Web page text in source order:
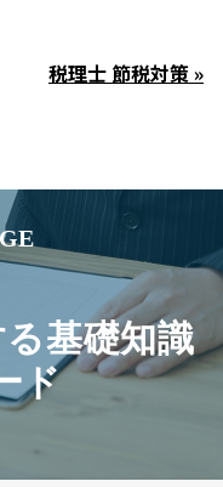
税理士 節税対策 »
基礎知識
ド